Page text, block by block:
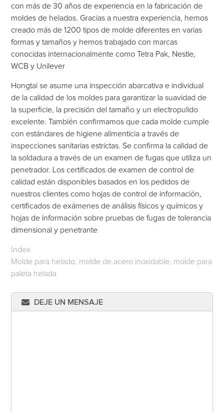
con más de 30 años de experiencia en la fabricación de
moldes de helados. Gracias a nuestra experiencia, hemos
creado más de 1200 tipos de molde diferentes en varias
formas y tamaños y hemos trabajado con marcas
conocidas internacionalmente como Tetra Pak, Nestle,
WCB y Unilever
Hongtai se asume una inspección abarcativa e individual
de la calidad de los moldes para garantizar la suavidad de
la superficie, la precisión del tamaño y un electropulido
excelente. También confirmamos que cada molde cumple
con estándares de higiene alimenticia a través de
inspecciones sanitarias estrictas. Se confirma la calidad de
la soldadura a través de un examen de fugas que utiliza un
penetrador. Los certificados de examen de control de
calidad están disponibles basados en los pedidos de
nuestros clientes como hojas de control de información,
certificados de exámenes de análisis físicos y químicos y
hojas de información sobre pruebas de fugas de tolerancia
dimensional y penetrante
Index
Molde para helado, molde de acero inoxidable, molde para
paleta helada
DEJE UN MENSAJE